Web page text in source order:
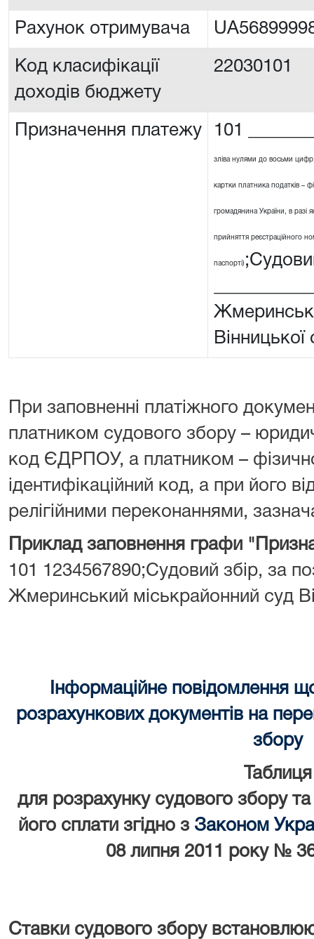
Рахунок отримувача
Код класифікації
доходів бюджету
22030101
Призначення платежу 101
зліва нулями до восьми
картки платника податків –
громадянина України, в разі
прийняття реєстраційного
паспорті)
Вінницької
При заповненні платіжного
платником судового збору –
код ЄДРПОУ, а платником –
ідентифікаційний код, а при його
релігійними переконаннями,
Приклад заповнення графи
101 1234567890;Судовий збір, за
Жмеринський міськрайонний суд
Інформаційне повідомлення
розрахункових документів на
збору
Таблиця
для розрахунку судового збору
його сплати згідно з Законом
08 липня 2011 року №
Ставки судового збору